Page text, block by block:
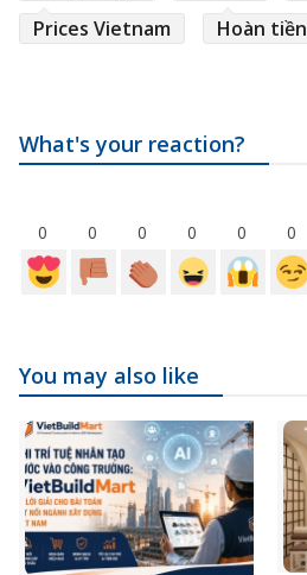
Prices Vietnam
Hoàn tiền
What's your reaction?
0 0 0 0 0 0
You may also like